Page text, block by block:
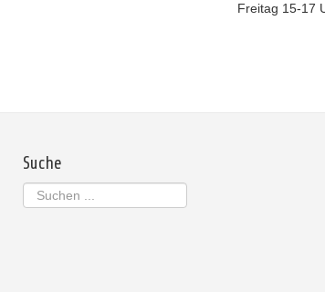
Freitag 15-17
Suche
Suchen
...